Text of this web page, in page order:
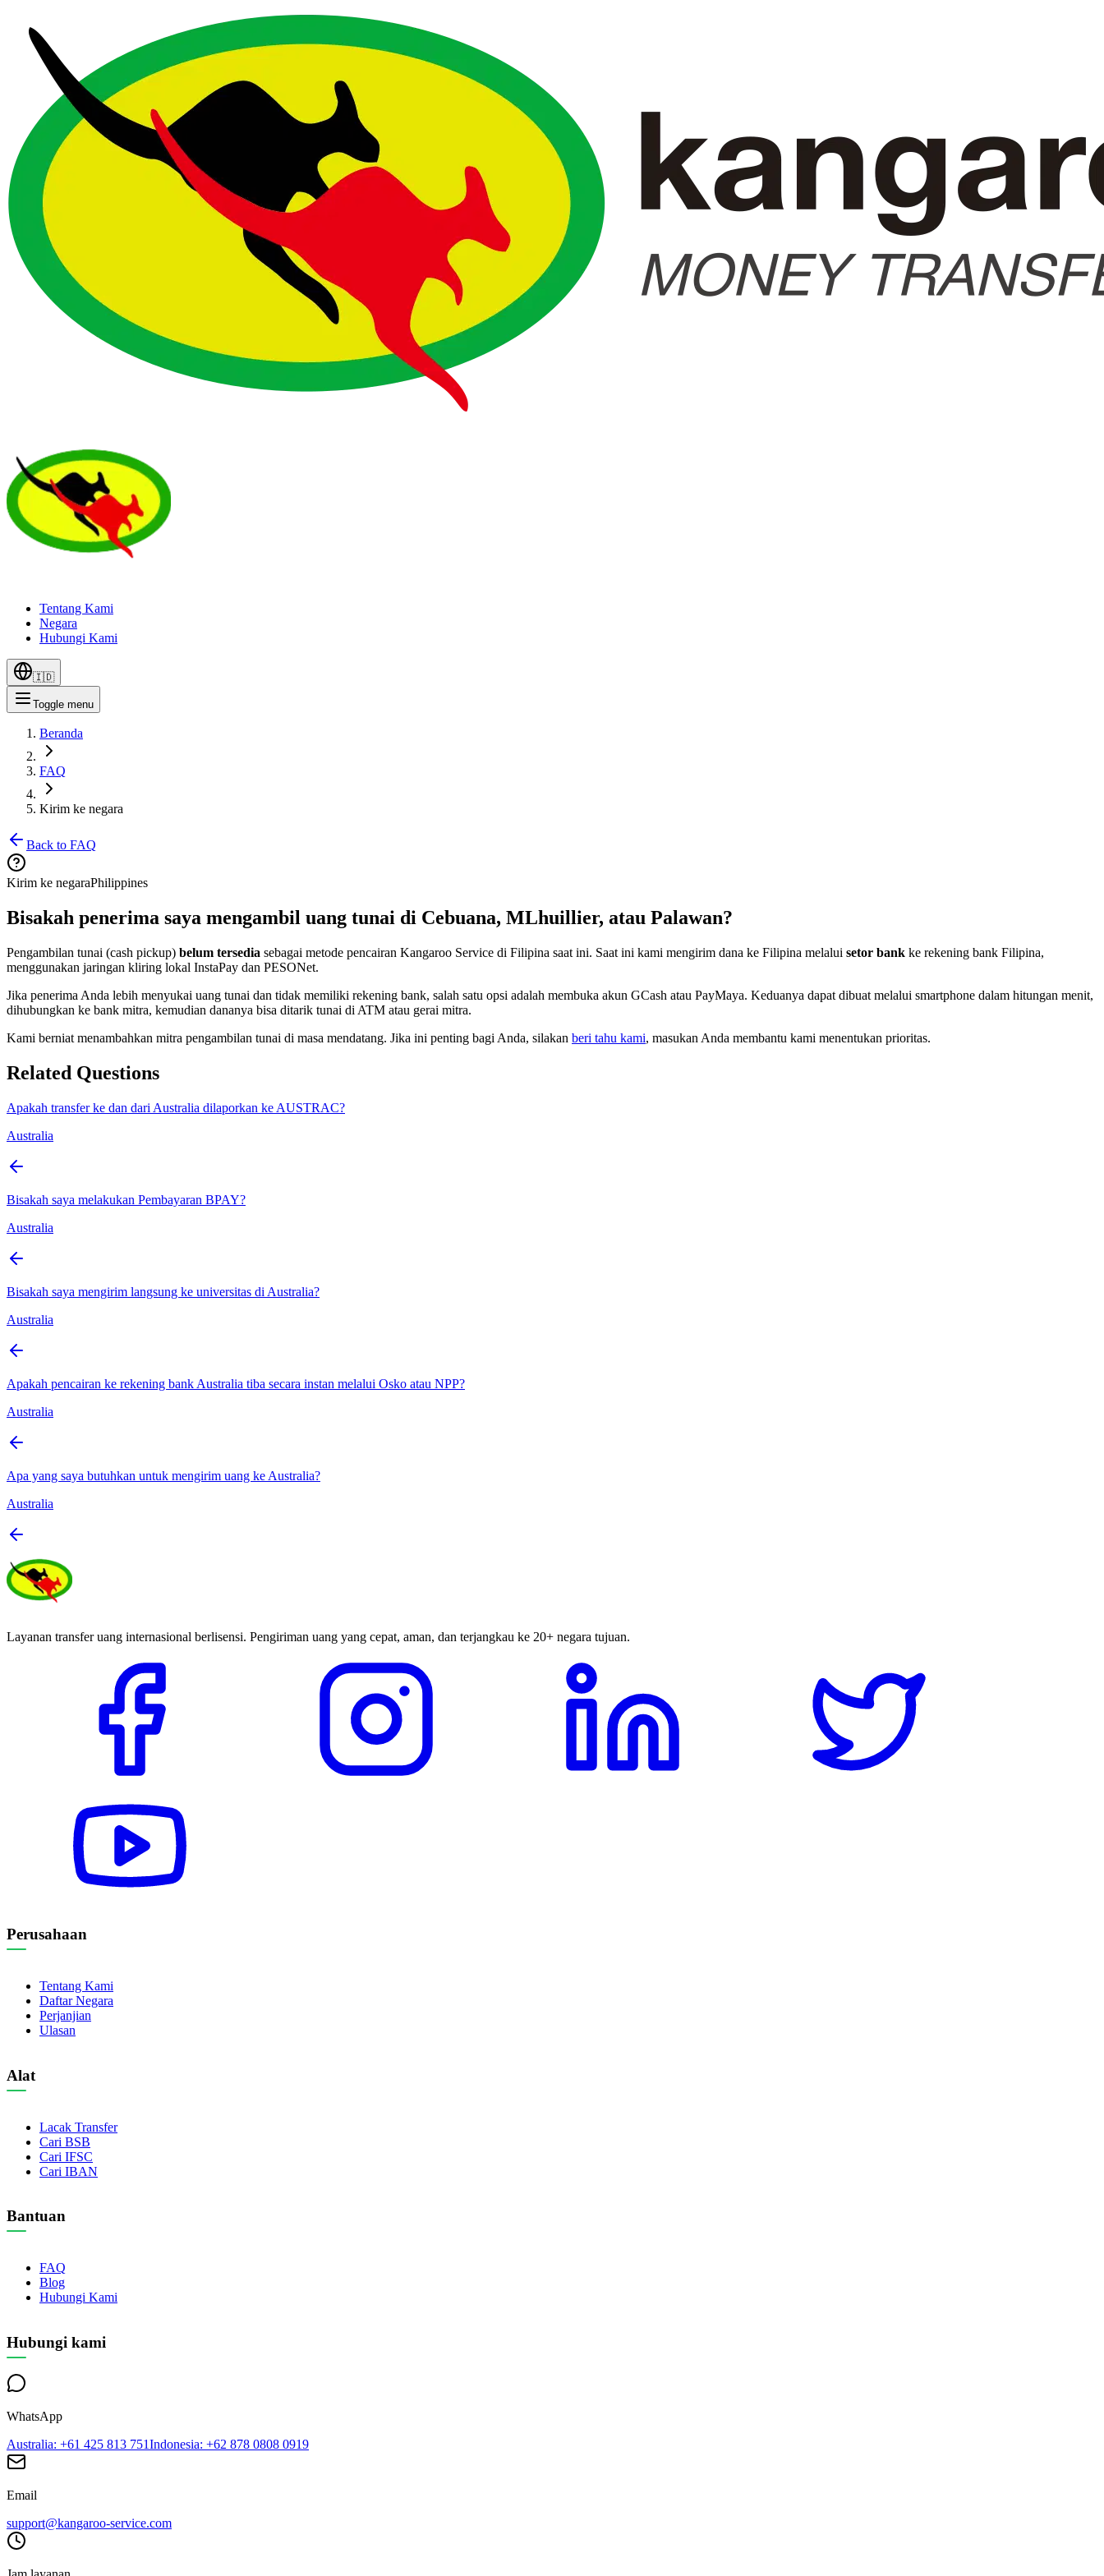
Tentang Kami
Negara
Hubungi Kami
🇮🇩
Toggle menu
Beranda
FAQ
Kirim ke negara
Back to FAQ
Kirim ke negaraPhilippines
Bisakah penerima saya mengambil uang tunai di Cebuana, MLhuillier, atau Palawan?
Pengambilan tunai (cash pickup) belum tersedia sebagai metode pencairan Kangaroo Service di Filipina saat ini. Saat ini kami mengirim dana ke Filipina melalui setor bank ke rekening bank Filipina,
menggunakan jaringan kliring lokal InstaPay dan PESONet.
Jika penerima Anda lebih menyukai uang tunai dan tidak memiliki rekening bank, salah satu opsi adalah membuka akun GCash atau PayMaya. Keduanya dapat dibuat melalui smartphone dalam hitungan menit,
dihubungkan ke bank mitra, kemudian dananya bisa ditarik tunai di ATM atau gerai mitra.
Kami berniat menambahkan mitra pengambilan tunai di masa mendatang. Jika ini penting bagi Anda, silakan beri tahu kami, masukan Anda membantu kami menentukan prioritas.
Related Questions
Apakah transfer ke dan dari Australia dilaporkan ke AUSTRAC?
Australia
Bisakah saya melakukan Pembayaran BPAY?
Australia
Bisakah saya mengirim langsung ke universitas di Australia?
Australia
Apakah pencairan ke rekening bank Australia tiba secara instan melalui Osko atau NPP?
Australia
Apa yang saya butuhkan untuk mengirim uang ke Australia?
Australia
Layanan transfer uang internasional berlisensi. Pengiriman uang yang cepat, aman, dan terjangkau ke 20+ negara tujuan.
Perusahaan
Tentang Kami
Daftar Negara
Perjanjian
Ulasan
Alat
Lacak Transfer
Cari BSB
Cari IFSC
Cari IBAN
Bantuan
FAQ
Blog
Hubungi Kami
Hubungi kami
WhatsApp
Australia: +61 425 813 751Indonesia: +62 878 0808 0919
Email
support@kangaroo-service.com